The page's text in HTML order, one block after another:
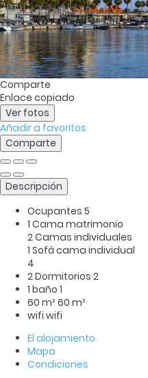
Comparte
Enlace copiado
Ver fotos
Añadir a favoritos
Comparte
Descripción
Ocupantes 5
1 Cama matrimonio
2 Camas individuales
1 Sofá cama individual
4
2 Dormitorios 2
1 baño 1
60 m² 60 m²
wifi wifi
El alojamiento
Mapa
Condiciones